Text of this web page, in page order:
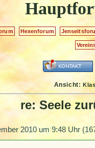
Hexenforum
Ansicht:
re: Seele
2010 um 9:48 Uhr